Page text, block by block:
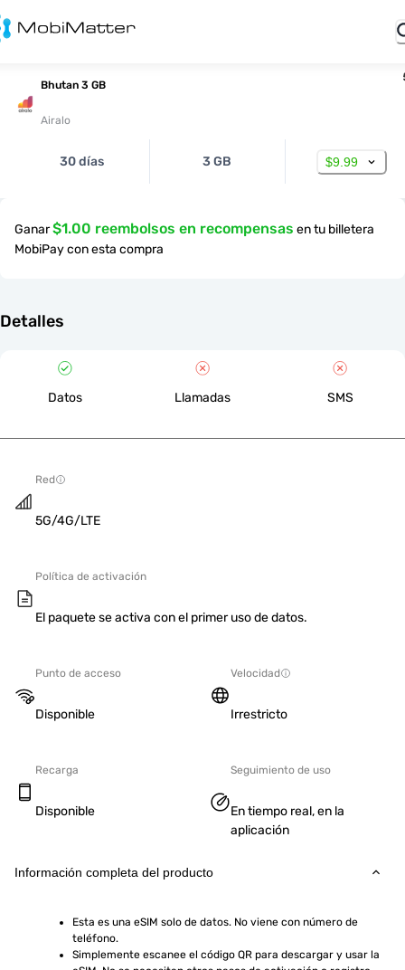
Bhutan 3 GB
Airalo
30 días 3 GB $9.99
Ganar$1.00 reembolsos en recompensas en tu billetera
MobiPay con esta compra
Detalles
Datos Llamadas SMS
Red
5G/4G/LTE
Política de activación
El paquete se activa con el primer uso de datos.
Punto de acceso
Disponible
Velocidad
Irrestricto
Recarga
Disponible
Seguimiento de uso
En tiempo real, en la
aplicación
Información completa del producto
Esta es una eSIM solo de datos. No viene con número de
teléfono.
Simplemente escanee el código QR para descargar y usar la